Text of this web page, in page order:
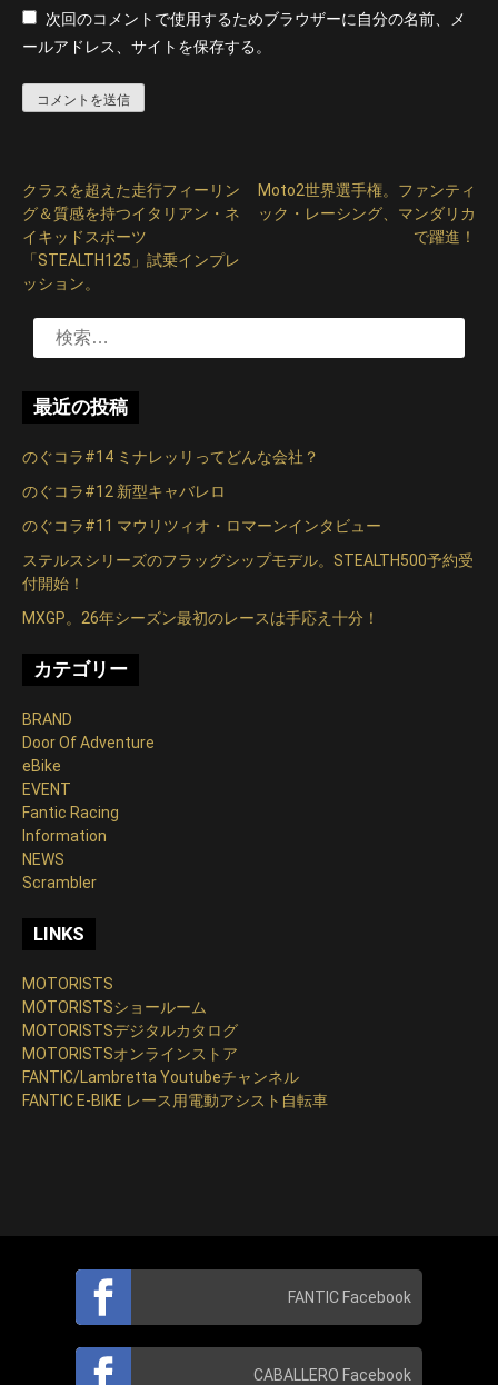
次回のコメントで使用するためブラウザーに自分の名前、メ
ールアドレス、サイトを保存する。
投
稿
ナ
ビ
ゲ
ー
ョ
ン
Moto2世界選手権。ファンティ
ック・レーシング、マンダリカ
で躍進！
クラスを超えた走行フィーリン
グ＆質感を持つイタリアン・ネ
イキッドスポーツ
「STEALTH125」試乗インプレ
ッション。
検
索:
最近の投稿
のぐコラ#14 ミナレッリってどんな会社？
のぐコラ#12 新型キャバレロ
のぐコラ#11 マウリツィオ・ロマーンインタビュー
ステルスシリーズのフラッグシップモデル。STEALTH500予約受
付開始！
MXGP。26年シーズン最初のレースは手応え十分！
カテゴリー
BRAND
Door Of Adventure
eBike
EVENT
Fantic Racing
Information
NEWS
Scrambler
LINKS
MOTORISTS
MOTORISTSショールーム
MOTORISTSデジタルカタログ
MOTORISTSオンラインストア
FANTIC/Lambretta Youtubeチャンネル
FANTIC E-BIKE レース用電動アシスト自転車
FANTIC Facebook
CABALLERO Facebook